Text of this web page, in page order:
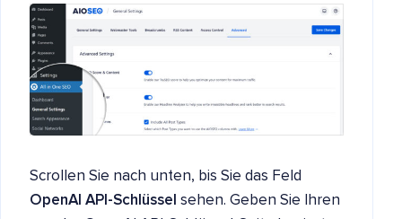
Scrollen Sie nach unten, bis Sie das Feld
OpenAI API-Schlüssel sehen. Geben Sie Ihren